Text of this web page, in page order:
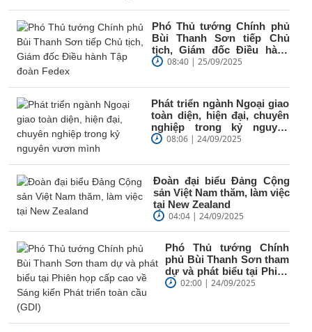
Phó Thủ tướng Chính phủ
Bùi Thanh Sơn tiếp Chủ
tịch, Giám đốc Điều hành
Tập đoàn Fedex
08:40 | 25/09/2025
Phát triển ngành Ngoại giao
toàn diện, hiện đại, chuyên
nghiệp trong kỷ nguyên
vươn mình
08:06 | 24/09/2025
Đoàn đại biểu Đảng Cộng
sản Việt Nam thăm, làm việc
tại New Zealand
04:04 | 24/09/2025
Phó Thủ tướng Chính
phủ Bùi Thanh Sơn tham
dự và phát biểu tại Phiên
họp cấp cao về Sáng
02:00 | 24/09/2025